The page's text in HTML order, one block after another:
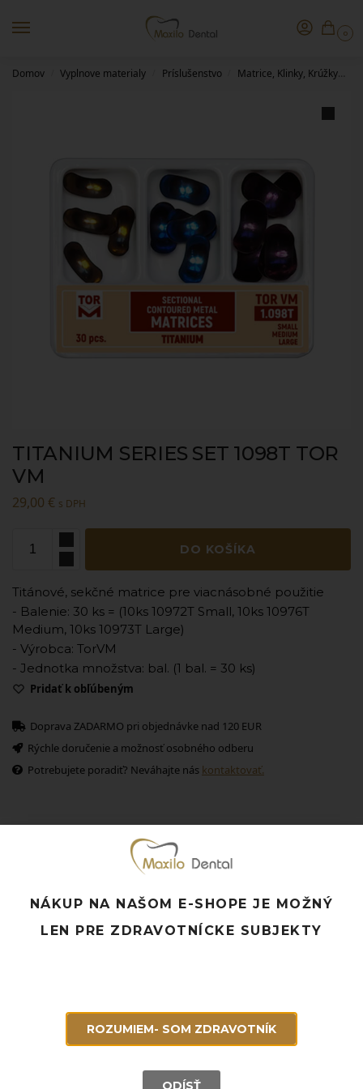
0
Domov Vyplnove materialy Príslušenstvo Matrice, Klinky, Krúžky
TITANIUM SERIES SET 1098T TOR
VM
29,00 € s DPH
DO KOŠÍKA
Titánové, sekčné matrice pre viacnásobné použitie
- Balenie: 30 ks = (10ks 10972T Small, 10ks 10976T
Medium, 10ks 10973T Large)
- Výrobca: TorVM
- Jednotka množstva: bal. (1 bal. = 30 ks)
Pridať k obľúbeným
Doprava ZADARMO pri objednávke nad 120 EUR
Rýchle doručenie a možnosť osobného odberu
Potrebujete poradiť? Neváhajte nás kontaktovať.
Súvisiace produkty
NÁKUP NA NAŠOM E-SHOPE JE MOŽNÝ
LEN PRE ZDRAVOTNÍCKE SUBJEKTY
ROZUMIEM- SOM ZDRAVOTNÍK
ODÍSŤ